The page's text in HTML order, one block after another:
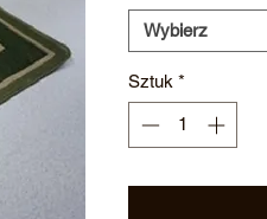
Wybierz
Sztuk *